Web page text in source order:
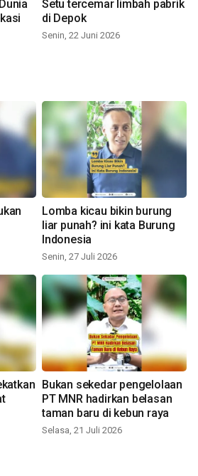
Setu tercemar limbah pabrik
di Depok
Senin, 22 Juni 2026
Lomba kicau bikin burung
liar punah? ini kata Burung
Indonesia
Senin, 27 Juli 2026
Bukan sekedar pengelolaan
PT MNR hadirkan belasan
taman baru di kebun raya
Selasa, 21 Juli 2026